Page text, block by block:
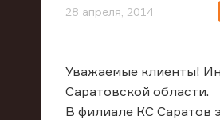
28 апреля, 2014
Уважаемые клиенты!
Саратовской области.
В филиале КС Саратов